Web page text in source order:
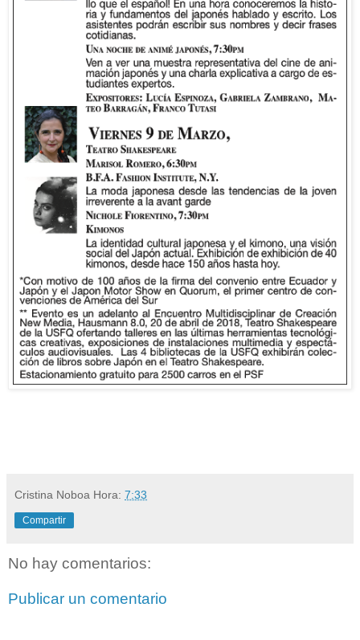
Cristina Noboa Hora: 7:33
Compartir
No hay comentarios:
Publicar un comentario